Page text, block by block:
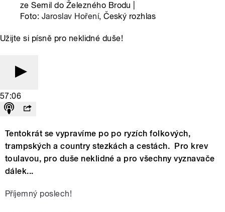
ze Semil do Železného Brodu |
Foto: Jaroslav Hoření, Český rozhlas
Užijte si písně pro neklidné duše!
57:06
Tentokrát se vypravíme po po ryzích folkových,
trampských a country stezkách a cestách. Pro krev
toulavou, pro duše neklidné a pro všechny vyznavače
dálek...
Příjemný poslech!